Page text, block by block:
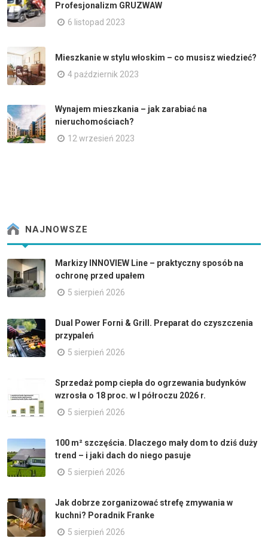
Profesjonalizm GRUZWAW
6 listopad 2023
Mieszkanie w stylu włoskim – co musisz wiedzieć?
4 październik 2023
Wynajem mieszkania – jak zarabiać na
nieruchomościach?
12 wrzesień 2023
NAJNOWSZE
Markizy INNOVIEW Line – praktyczny sposób na
ochronę przed upałem
5 sierpień 2026
Dual Power Forni & Grill. Preparat do czyszczenia
przypaleń
5 sierpień 2026
Sprzedaż pomp ciepła do ogrzewania budynków
wzrosła o 18 proc. w I półroczu 2026 r.
5 sierpień 2026
100 m² szczęścia. Dlaczego mały dom to dziś duży
trend – i jaki dach do niego pasuje
5 sierpień 2026
Jak dobrze zorganizować strefę zmywania w
kuchni? Poradnik Franke
5 sierpień 2026